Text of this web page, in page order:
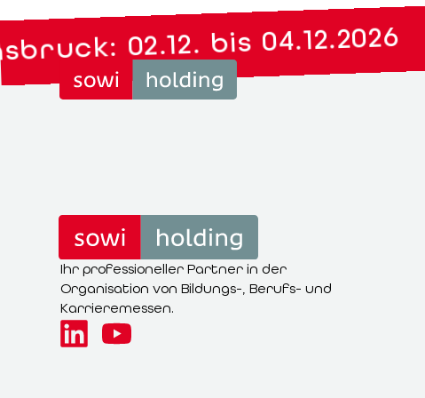
02.12. bis 04.12.2026
Ihr professioneller Partner in der
Organisation von Bildungs-, Berufs- und
Karrieremessen.